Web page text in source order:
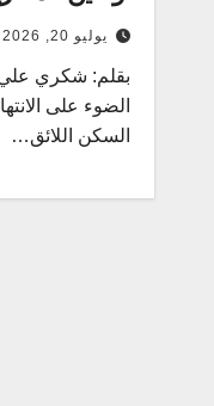
يوليو 20, 2026
بقلم: شكري
الضوء على
السكن اللائق…